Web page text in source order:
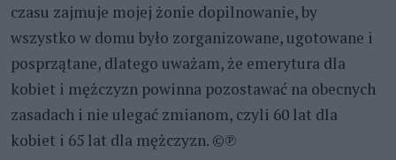
czasu zajmuje mojej żonie dopilnowanie, by
wszystko w domu było zorganizowane, ugotowane i
posprzątane, dlatego uważam, że emerytura dla
kobiet i mężczyzn powinna pozostawać na obecnych
zasadach i nie ulegać zmianom, czyli 60 lat dla
kobiet i 65 lat dla mężczyzn. ©℗